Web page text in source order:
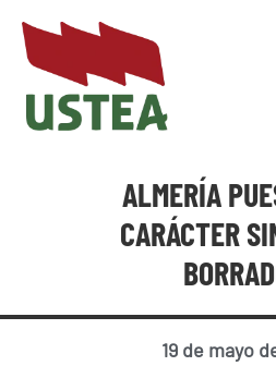
ALMERÍA
CARÁCTER
19 de mayo